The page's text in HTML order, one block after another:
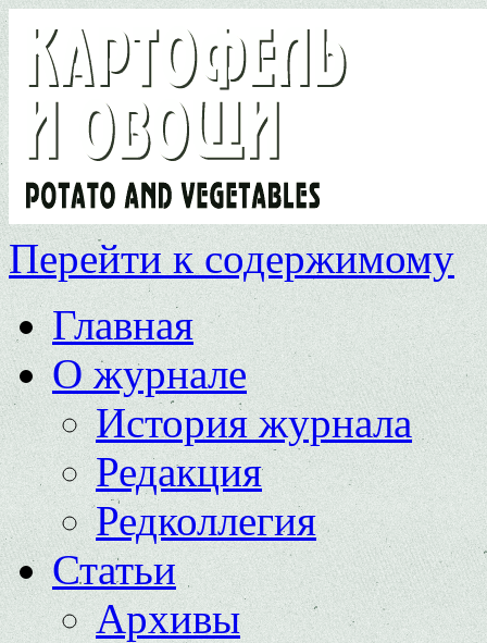
Перейти к содержимому
Главная
О журнале
История журнала
Редакция
Редколлегия
Статьи
Архивы